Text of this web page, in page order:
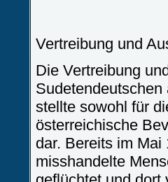
Vertreibung und
Die Vertreibung
stellte sowohl für
österreichische
dar. Bereits im Mai
misshandelte